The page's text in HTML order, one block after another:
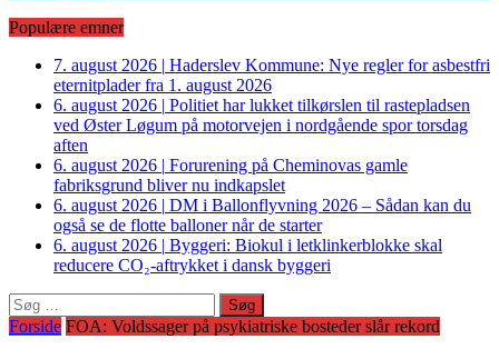
Populære emner
7. august 2026 | Haderslev Kommune: Nye regler for asbestfri
eternitplader fra 1. august 2026
6. august 2026 | Politiet har lukket tilkørslen til rastepladsen
ved Øster Løgum på motorvejen i nordgående spor torsdag
aften
6. august 2026 | Forurening på Cheminovas gamle
fabriksgrund bliver nu indkapslet
6. august 2026 | DM i Ballonflyvning 2026 – Sådan kan du
også se de flotte balloner når de starter
6. august 2026 | Byggeri: Biokul i letklinkerblokke skal
reducere CO₂-aftrykket i dansk byggeri
Søg
efter:
Forside FOA: Voldssager på psykiatriske bosteder slår rekord